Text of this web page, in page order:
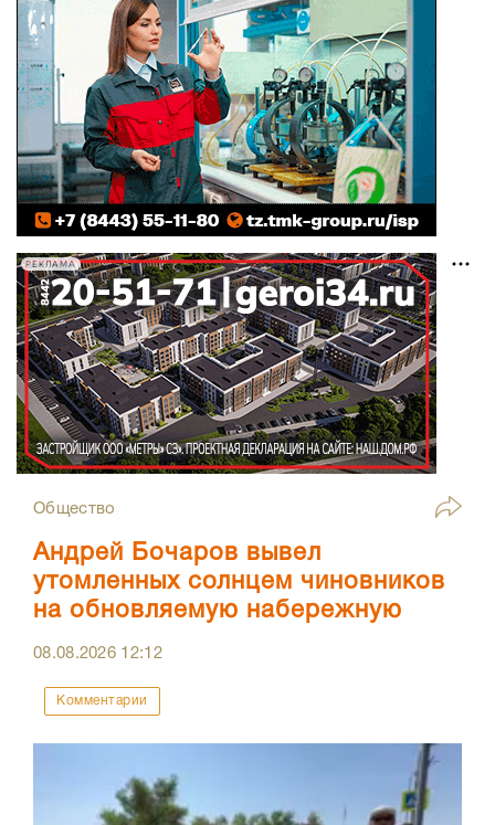
РЕКЛАМА
Общество
Андрей Бочаров вывел
утомленных солнцем чиновников
на обновляемую набережную
08.08.2026 12:12
Комментарии